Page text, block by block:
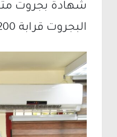
شهادة بجروت
البجروت قرابة 200 طالب”.